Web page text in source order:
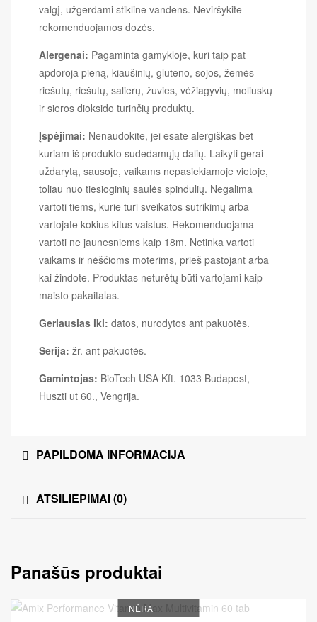
valgį, užgerdami stikline vandens. Neviršykite
rekomenduojamos dozės.
Alergenai: Pagaminta gamykloje, kuri taip pat
apdoroja pieną, kiaušinių, gluteno, sojos, žemės
riešutų, riešutų, salierų, žuvies, vėžiagyvių, moliuskų
ir sieros dioksido turinčių produktų.
Įspėjimai: Nenaudokite, jei esate alergiškas bet
kuriam iš produkto sudedamųjų dalių. Laikyti gerai
uždarytą, sausoje, vaikams nepasiekiamoje vietoje,
toliau nuo tiesioginių saulės spindulių. Negalima
vartoti tiems, kurie turi sveikatos sutrikimų arba
vartojate kokius kitus vaistus. Rekomenduojama
vartoti ne jaunesniems kaip 18m. Netinka vartoti
vaikams ir nėščioms moterims, prieš pastojant arba
kai žindote. Produktas neturėtų būti vartojami kaip
maisto pakaitalas.
Geriausias iki: datos, nurodytos ant pakuotės.
Serija: žr. ant pakuotės.
Gamintojas: BioTech USA Kft. 1033 Budapest,
Huszti ut 60., Vengrija.
PAPILDOMA INFORMACIJA
ATSILIEPIMAI (0)
Panašūs produktai
NĖRA